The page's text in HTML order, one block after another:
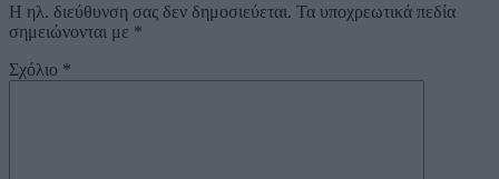
Η ηλ. διεύθυνση σας δεν δημοσιεύεται. Τα υποχρεωτικά πεδία
σημειώνονται με *
Σχόλιο *